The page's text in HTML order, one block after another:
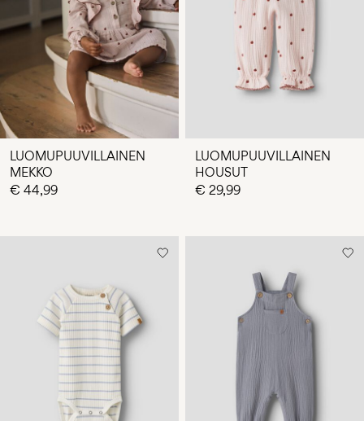
LUOMUPUUVILLAINEN
MEKKO
€ 44,99
LUOMUPUUVILLAINEN
HOUSUT
€ 29,99